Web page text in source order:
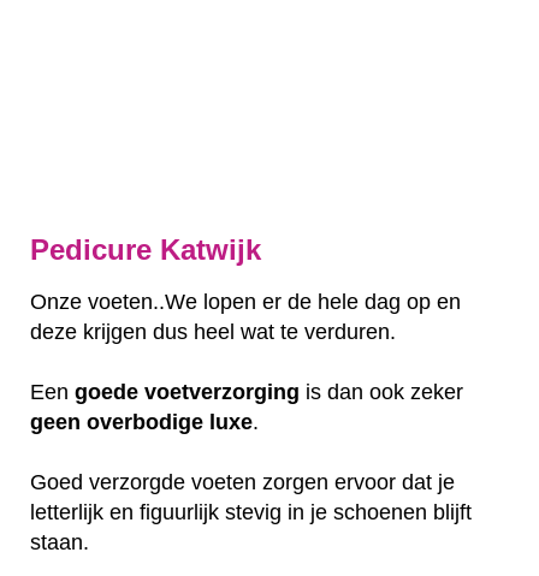
Pedicure Katwijk
Onze voeten..We lopen er de hele dag op en
deze krijgen dus heel wat te verduren.
Een goede voetverzorging is dan ook zeker
geen overbodige luxe.
Goed verzorgde voeten zorgen ervoor dat je
letterlijk en figuurlijk stevig in je schoenen blijft
staan.